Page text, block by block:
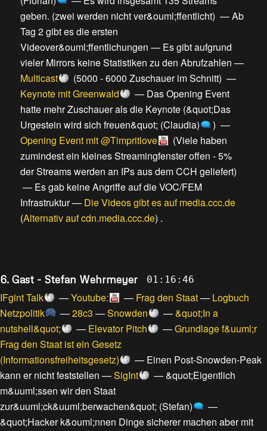
geben. (zwei werden nicht ver&ouml;ffentlicht) —Ab
Tag 2 gibt es die ersten
Videover&ouml;ffentlichungen — Es gibt aufgrund
vieler Mirrors keine Statistiken zu den Abrufzahlen —
Multicast
(5000 - 6000 Zuschauer im Schnitt) —
Keynote mit Greenwald
— Das Opening Event
hatte mehr Zuschauer als die Keynote(&quot;Das
Urgestein wird sich freuen&quot; (Claudia)
) —
Opening Event mit @Timpritlove
(Viele haben
zumindest ein kleines Streamingfenster offen - 5%
der Streams werden an IPs aus dem CCH geliefert)
— Es gab keine Angriffe auf die VOC/FEM
Infrastruktur— Die Videos gibt es auf media.ccc.de
(Alternativ auf cdn.media.ccc.de) .
6. Gast - Stefan Wehrmeyer 01:16:46
IFgint Talk —Youtube: — Frag den Staat— Logbuch
Netzpolitik
—28c3 —Snowden —&quot;In a
nutshell&quot;
— Elevator Pitch —Grundlage f&uuml;r
Frag den Staat ist ein Gesetz
(Informationsfreiheitsgesetz)
— Einen Post-Snowden-Peak
kann er nicht feststellen —SigInt —&quot;Eigentlich
m&uuml;ssen wir den Staat
zur&uuml;ck&uuml;berwachen&quot; (Stefan)
—
&quot;Hacker k&ouml;nnen Dinge sicherer machen aber mit